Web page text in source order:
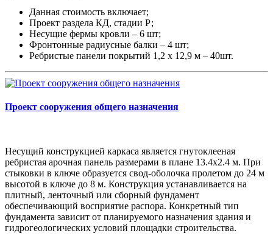
Данная стоимость включает;
Проект раздела КД, стадии Р;
Несущие фермы кровли – 6 шт;
Фронтонные радиусные балки – 4 шт;
Ребристые панели покрытий 1,2 х 12,9 м – 40шт.
Проект сооружения общего назначения
Несущий конструкцией каркаса является гнутоклееная
ребристая арочная панель размерами в плане 13.4х2.4 м. При
стыковки в ключе образуется свод-оболочка пролетом до 24 м
высотой в ключе до 8 м. Конструкция устанавливается на
плитный, ленточный или сборный фундамент
обеспечивающий восприятие распора. Конкретный тип
фундамента зависит от планируемого назначения здания и
гидрогеологических условий площадки строительства.